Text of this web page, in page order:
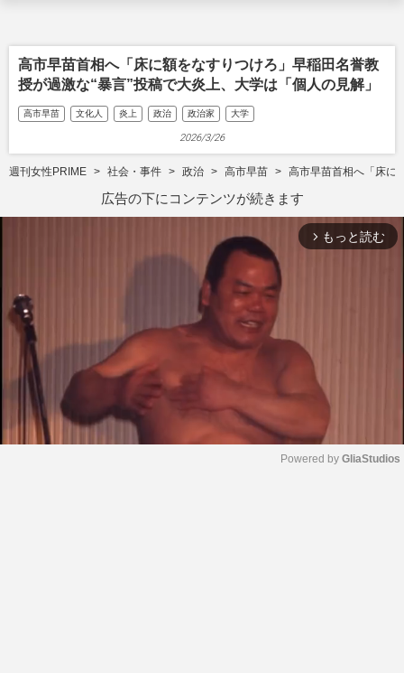
高市早苗首相へ「床に額をなすりつけろ」早稲田名誉教
授が過激な“暴言”投稿で大炎上、大学は「個人の見解」
高市早苗 文化人 炎上 政治 政治家 大学
2026/3/26
週刊女性PRIME 社会・事件 政治 高市早苗 高市早苗首相へ「床に
広告の下にコンテンツが続きます
arrow_forward_ios もっと読む
Powered by GliaStudios